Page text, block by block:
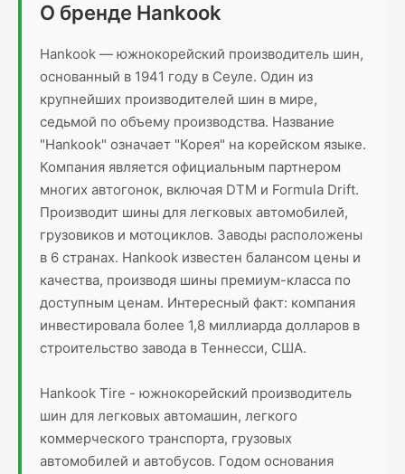
О бренде Hankook
Hankook — южнокорейский производитель шин,
основанный в 1941 году в Сеуле. Один из
крупнейших производителей шин в мире,
седьмой по объему производства. Название
"Hankook" означает "Корея" на корейском языке.
Компания является официальным партнером
многих автогонок, включая DTM и Formula Drift.
Производит шины для легковых автомобилей,
грузовиков и мотоциклов. Заводы расположены
в 6 странах. Hankook известен балансом цены и
качества, производя шины премиум-класса по
доступным ценам. Интересный факт: компания
инвестировала более 1,8 миллиарда долларов в
строительство завода в Теннесси, США.
Hankook Tire - южнокорейский производитель
шин для легковых автомашин, легкого
коммерческого транспорта, грузовых
автомобилей и автобусов. Годом основания